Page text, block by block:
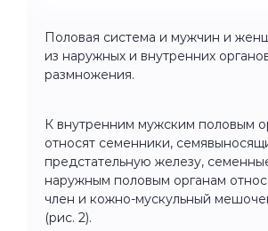
Половая система и мужчин и
из наружных и внутренних
размножения.
К внутренним мужским половым
относят семенники,
предстательную железу,
наружным половым органам
член и кожно-мускульный
(рис. 2).